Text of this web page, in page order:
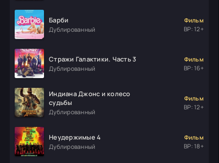
Барби
Дублированный
Фильм
ВР: 12+
Стражи Галактики. Часть 3
Дублированный
Фильм
ВР: 16+
Индиана Джонс и колесо
судьбы
Дублированный
Фильм
ВР: 12+
Неудержимые 4
Дублированный
Фильм
ВР: 18+